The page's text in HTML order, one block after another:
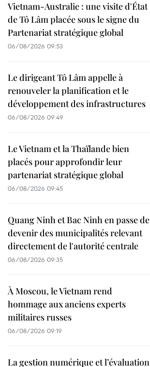
Vietnam-Australie : une visite d'État
de Tô Lâm placée sous le signe du
Partenariat stratégique global
06/08/2026 09:53
Le dirigeant Tô Lâm appelle à
renouveler la planification et le
développement des infrastructures
06/08/2026 09:49
Le Vietnam et la Thaïlande bien
placés pour approfondir leur
partenariat stratégique global
06/08/2026 09:45
Quang Ninh et Bac Ninh en passe de
devenir des municipalités relevant
directement de l'autorité centrale
06/08/2026 09:35
À Moscou, le Vietnam rend
hommage aux anciens experts
militaires russes
06/08/2026 09:19
La gestion numérique et l’évaluation